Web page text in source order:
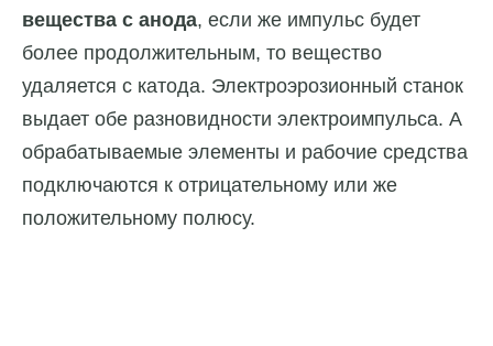
вещества с анода, если же импульс будет
более продолжительным, то вещество
удаляется с катода. Электроэрозионный станок
выдает обе разновидности электроимпульса. А
обрабатываемые элементы и рабочие средства
подключаются к отрицательному или же
положительному полюсу.